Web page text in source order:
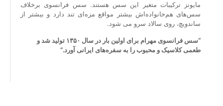
مایونز ترکیبات متغیر این سس هستند. سس فرانسوی برخلاف
سس‌های هم‌خانواده‌اش بیشتر مواقع مزه‌ای تند دارد و بیشتر از
ساندویچ، روی سالاد سرو می شود.
“سس فرانسوی مهرام برای اولین بار در سال ۱۳۵۰ تولید شد و
طعمی کلاسیک و محبوب را به سفره‌های ایرانی آورد.”